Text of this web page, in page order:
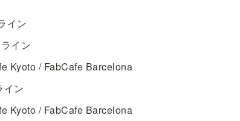
イン
イン
Kyoto / FabCafe Barcelona
イン
Kyoto / FabCafe Barcelona